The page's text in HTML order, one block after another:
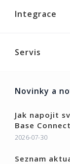
Integrace
Servis
Novinky a
Jak napojit
Base Connect
2026-07-30
Seznam